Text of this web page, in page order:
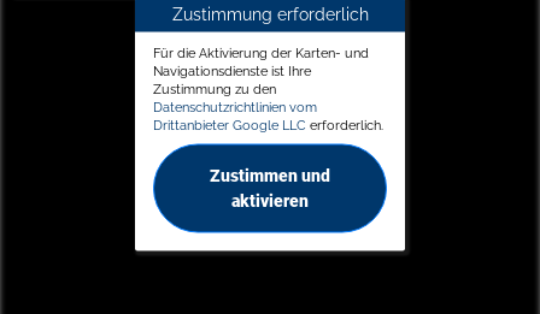
Zustimmung erforderlich
Für die Aktivierung der Karten- und
Navigationsdienste ist Ihre
Zustimmung zu den
Datenschutzrichtlinien vom
Drittanbieter Google LLC erforderlich.
Zustimmen und
aktivieren